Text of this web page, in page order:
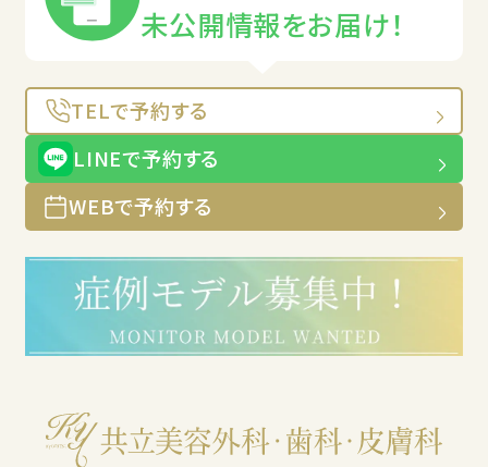
未公開情報をお届け！
TELで予約する
LINEで予約する
WEBで予約する